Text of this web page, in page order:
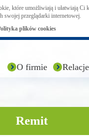
które umożliwiają i ułatwiają Ci
swojej przeglądarki internetowej.
plików cookies
O firmie
Remit